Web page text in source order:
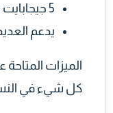
5 جيجابايت من التخزين السحابي.
يدعم
الميزات
كل شيء في